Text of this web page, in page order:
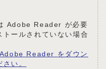
Adobe Reader が必要
ールされていない場合
Reader をダウン
い。